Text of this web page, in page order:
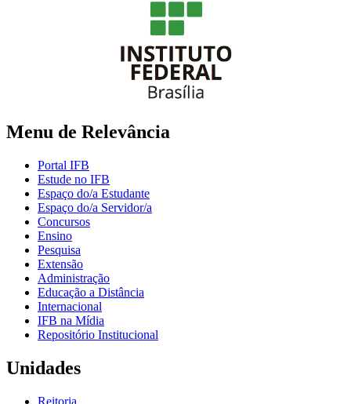
Menu de Relevância
Portal IFB
Estude no IFB
Espaço do/a Estudante
Espaço do/a Servidor/a
Concursos
Ensino
Pesquisa
Extensão
Administração
Educação a Distância
Internacional
IFB na Mídia
Repositório Institucional
Unidades
Reitoria